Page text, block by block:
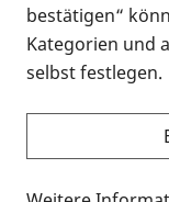
Das Bild im Tunnel
bestätigen“
Kategorien und
selbst festlegen.